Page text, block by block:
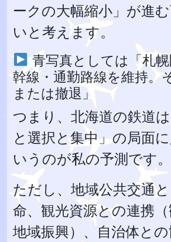
ークの大幅縮小」が進
いと考えます。
青写真としては「札
幹線・通勤路線を維持。
または撤退」
つまり、北海道の鉄道
と選択と集中」の局面
いうのが私の予測です。
ただし、地域公共交通
命、観光資源との連携（
地域振興）、自治体と